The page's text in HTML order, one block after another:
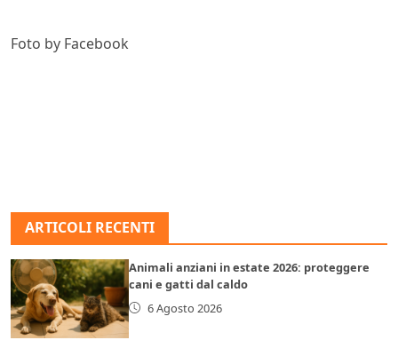
Foto by Facebook
ARTICOLI RECENTI
Animali anziani in estate 2026: proteggere
cani e gatti dal caldo
6 Agosto 2026